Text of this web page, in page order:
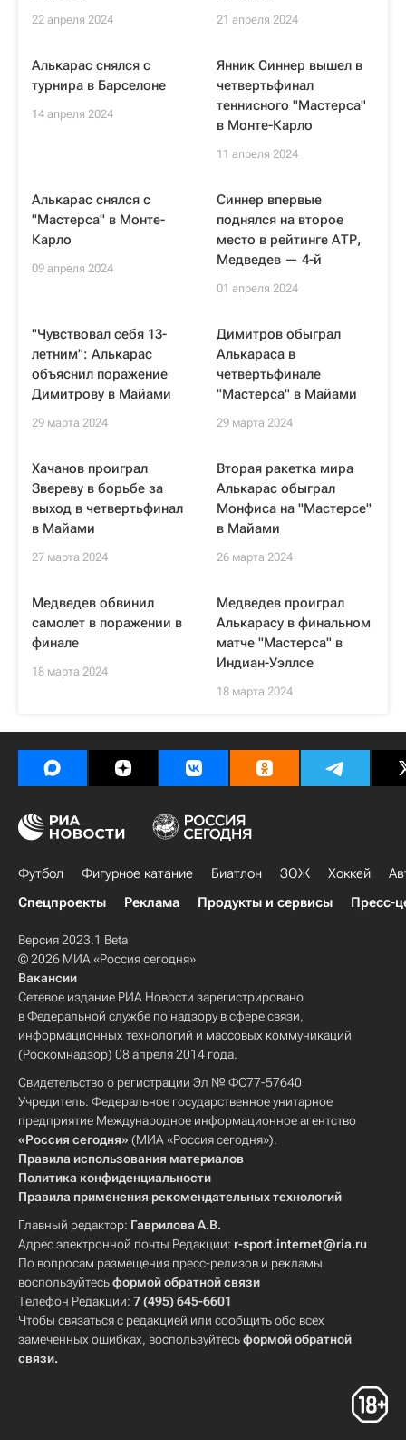
22 апреля 2024 21 апреля 2024
Алькарас снялся с
турнира в Барселоне
14 апреля 2024
Янник Синнер вышел в
четвертьфинал
теннисного "Мастерса"
в Монте-Карло
11 апреля 2024
Алькарас снялся с
"Мастерса" в Монте-
Карло
09 апреля 2024
Синнер впервые
поднялся на второе
место в рейтинге АТР,
Медведев — 4-й
01 апреля 2024
"Чувствовал себя 13-
летним": Алькарас
объяснил поражение
Димитрову в Майами
29 марта 2024
Димитров обыграл
Алькараса в
четвертьфинале
"Мастерса" в Майами
29 марта 2024
Хачанов проиграл
Звереву в борьбе за
выход в четвертьфинал
в Майами
27 марта 2024
Вторая ракетка мира
Алькарас обыграл
Монфиса на "Мастерсе"
в Майами
26 марта 2024
Медведев обвинил
самолет в поражении в
финале
18 марта 2024
Медведев проиграл
Алькарасу в финальном
матче "Мастерса" в
Индиан-Уэллсе
18 марта 2024
Футбол Фигурное катание Биатлон ЗОЖ Хоккей
Спецпроекты
Реклама Продукты и сервисы Пресс-
Версия 2023.1 Beta
© 2026 МИА «Россия сегодня»
Вакансии
Сетевое издание РИА Новости зарегистрировано
в Федеральной службе по надзору в сфере связи,
информационных технологий и массовых коммуникаций
(Роскомнадзор) 08 апреля 2014 года.
Свидетельство о регистрации Эл № ФС77-57640
Учредитель: Федеральное государственное унитарное
предприятие Международное информационное агентство
«Россия сегодня» (МИА «Россия сегодня»).
Правила использования материалов
Политика конфиденциальности
Правила применения рекомендательных технологий
Главный редактор: Гаврилова А.В.
Адрес электронной почты Редакции: r-sport.internet@ria.ru
По вопросам размещения пресс-релизов и рекламы
воспользуйтесьформой обратной связи
Телефон Редакции: 7 (495) 645-6601
Чтобы связаться с редакцией или сообщить обо всех
замеченных ошибках, воспользуйтесьформой обратной
связи.